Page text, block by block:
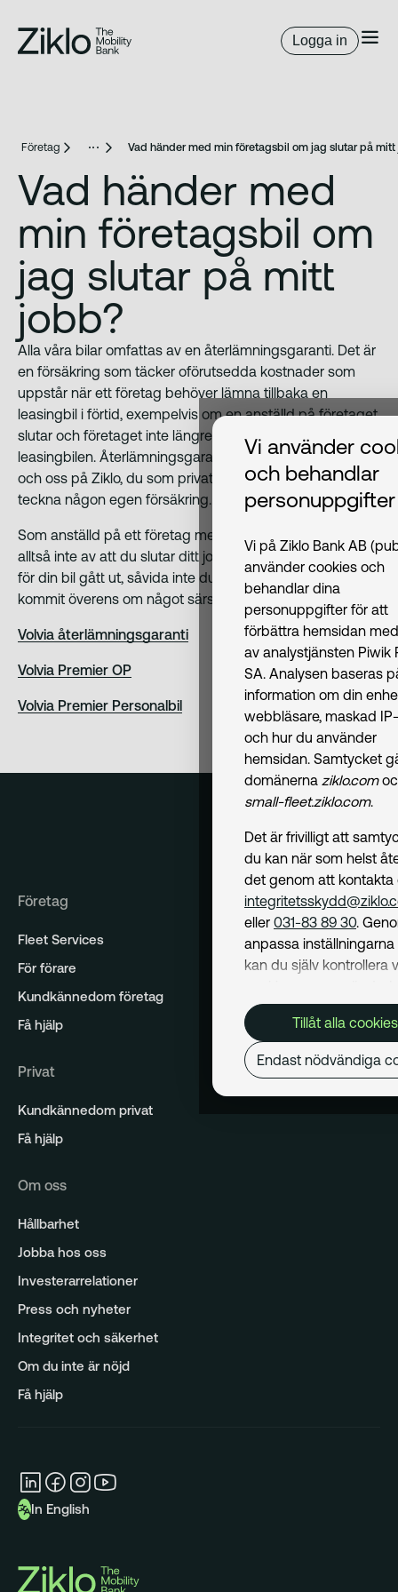
Logga in
Företag Vad händer med min företagsbil om jag slutar på
Vad händer med
min företagsbil om
jag slutar på mitt
jobb?
Alla våra bilar omfattas av en återlämningsgaranti. Det är
en försäkring som täcker oförutsedda kostnader som
uppstår när ett företag behöver lämna tillbaka en
leasingbil i förtid, exempelvis om en anställd på företaget
slutar och företaget inte längre har behov av
leasingbilen. Återlämningsgarantin gäller mellan företag
och oss på Ziklo, du som privatperson behöver inte
teckna någon egen försäkring.
Som anställd på ett företag med företagsbil påverkas du
alltså inte av att du slutar ditt jobb innan leasingperioden
för din bil gått ut, såvida inte du och din arbetsgivare
kommit överens om något särskilt er emellan.
Volvia återlämningsgaranti
Volvia Premier OP
Volvia Premier Personalbil
Företag
Fleet Services
För förare
Kundkännedom företag
Få hjälp
Privat
Kundkännedom privat
Få hjälp
Om oss
Hållbarhet
Jobba hos oss
Investerarrelationer
Press och nyheter
Integritet och säkerhet
Om du inte är nöjd
Få hjälp
In English
Vi använder
och behandlar
personuppgifter
Vi på Ziklo Bank AB
använder cookies och
behandlar dina
personuppgifter för att
förbättra hemsidan
av analystjänsten Piwik
SA. Analysen baseras
information om din
webbläsare, maskad
och hur du använder
hemsidan. Samtycket
domänerna ziklo.com
small-fleet.ziklo.com.
Det är frivilligt att
du kan när som helst
det genom att kontakta
eller 031-83 89 30.
anpassa
kan du själv kontrollera
Cookiepolicykan du
om hur vi använder
och hur du kan undvika
Mer om behandling av
personuppgifter hittar
Tillåt alla cookies
Endast nödvändiga